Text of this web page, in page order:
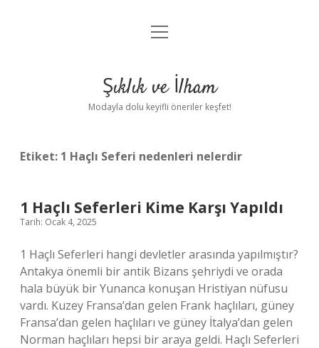
Anasayfa
Yasal Uyarı
menüyü
Şıklık ve İlham
Modayla dolu keyifli öneriler keşfet!
Etiket: 1 Haçlı Seferi nedenleri nelerdir
1 Haçlı Seferleri Kime Karşı Yapıldı
Tarih: Ocak 4, 2025
1 Haçlı Seferleri hangi devletler arasında yapılmıştır?
Antakya önemli bir antik Bizans şehriydi ve orada
hala büyük bir Yunanca konuşan Hristiyan nüfusu
vardı. Kuzey Fransa’dan gelen Frank haçlıları, güney
Fransa’dan gelen haçlıları ve güney İtalya’dan gelen
Norman haçlıları hepsi bir araya geldi. Haçlı Seferleri